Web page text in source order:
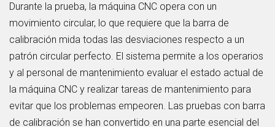
Durante la prueba, la máquina CNC opera con un
movimiento circular, lo que requiere que la barra de
calibración mida todas las desviaciones respecto a un
patrón circular perfecto. El sistema permite a los operarios
y al personal de mantenimiento evaluar el estado actual de
la máquina CNC y realizar tareas de mantenimiento para
evitar que los problemas empeoren. Las pruebas con barra
de calibración se han convertido en una parte esencial del